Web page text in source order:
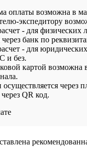
оплаты возможна в
экспедитору
- для физических
банк по
- для
и без.
картой возможна
через
QR код.